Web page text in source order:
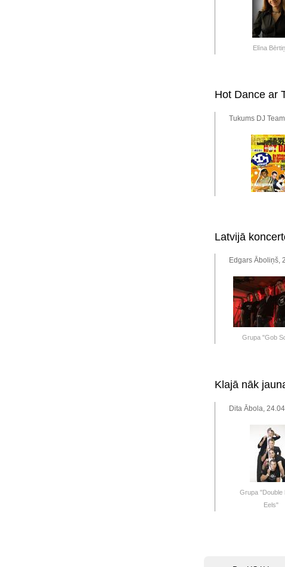
Elīna
Hot Dance ar
Tukums DJ
Latvijā
Edgars Āboliņš,
Grupa "Gob
Klajā nāk
Dita Ābola,
Grupa "Double
Eels"